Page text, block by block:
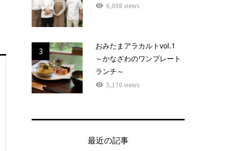
6,008 views
3
おみたまアラカルトvol.1
～かなざわのワンプレート
ランチ～
5,170 views
最近の記事